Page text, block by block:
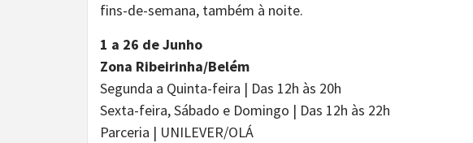
fins-de-semana, também à noite.
1 a 26 de Junho
Zona Ribeirinha/Belém
Segunda a Quinta-feira | Das 12h às 20h
Sexta-feira, Sábado e Domingo | Das 12h às 22h
Parceria | UNILEVER/OLÁ